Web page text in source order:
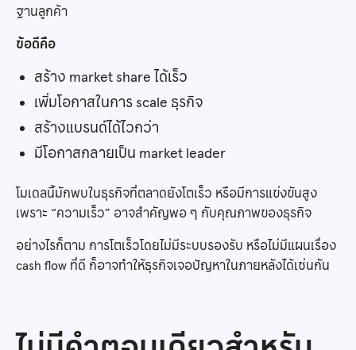
ฐานลูกค้า
ข้อดีคือ
สร้าง market share ได้เร็ว
เพิ่มโอกาสในการ scale ธุรกิจ
สร้างแบรนด์ได้ไวกว่า
มีโอกาสกลายเป็น market leader
โมเดลนี้มักพบในธุรกิจที่ตลาดยังโตเร็ว หรือมีการแข่งขันสูง
เพราะ “ความเร็ว” อาจสำคัญพอ ๆ กับคุณภาพของธุรกิจ
อย่างไรก็ตาม การโตเร็วโดยไม่มีระบบรองรับ หรือไม่มีแผนเรื่อง
cash flow ที่ดี ก็อาจทำให้ธุรกิจเจอปัญหาในภายหลังได้เช่นกัน